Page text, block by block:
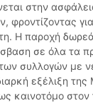
στην
φροντίζοντας
Η παροχή
σε όλα τα
συλλογών με
εξέλιξη της
καινοτόμο στον